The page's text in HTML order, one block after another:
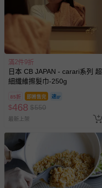
滿2件9折
日本 CB JAPAN - carari系列 超
細纖維擦髮巾-250g
85折 即將售完
$468 $550
最新上架